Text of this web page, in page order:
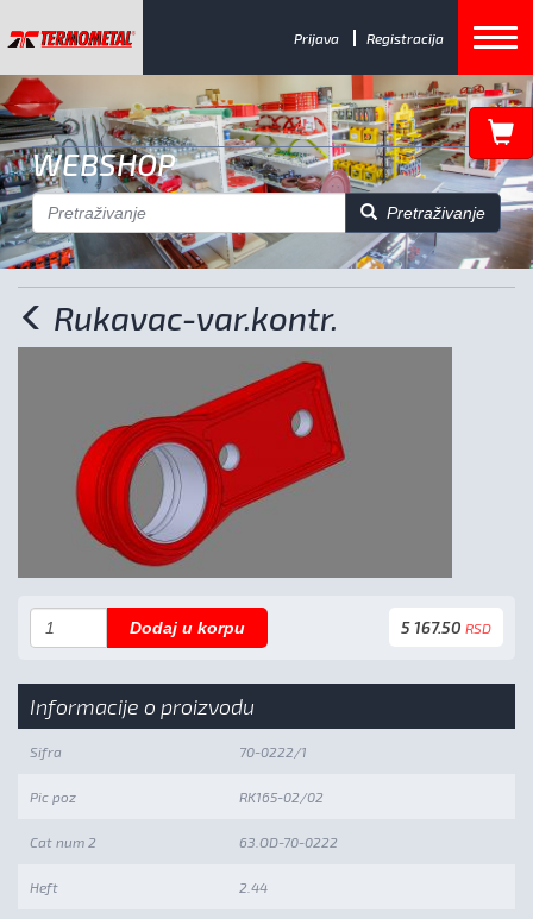
Prijava Registracija
WEBSHOP
Pretraživanje
Rukavac-var.kontr.
5 167.50 RSD
Dodaj u korpu
Informacije o proizvodu
Sifra 70-0222/1
Pic poz RK165-02/02
Cat num 2 63.OD-70-0222
Heft 2.44